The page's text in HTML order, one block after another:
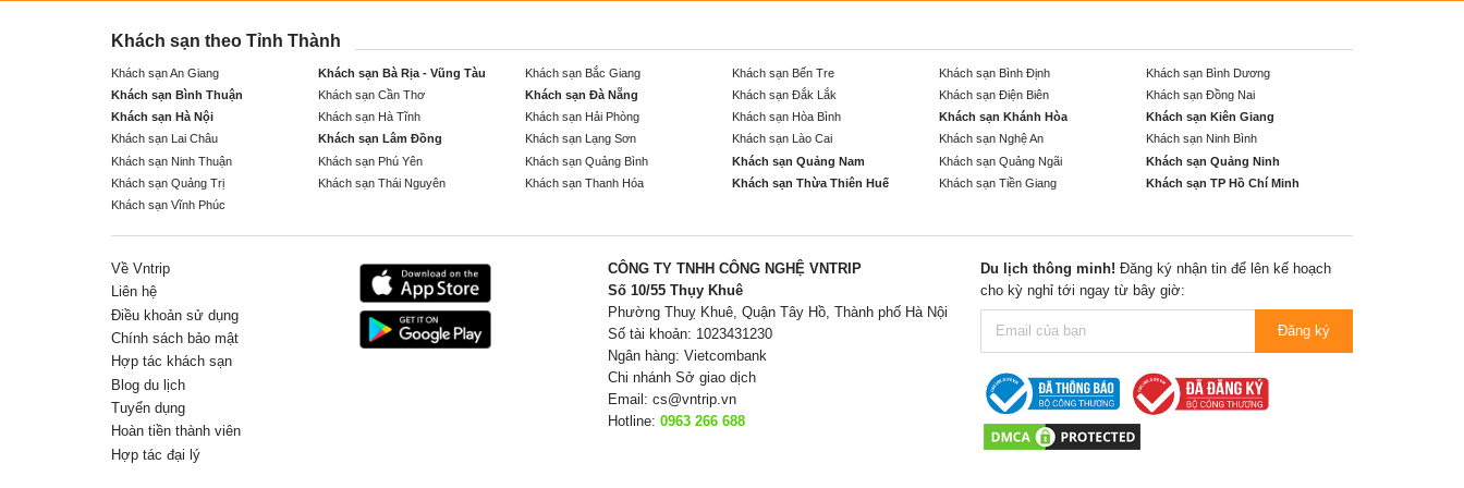
Khách sạn theo Tỉnh Thành
Khách sạn An Giang Khách sạn Bà Rịa - Vũng Tàu Khách sạn Bắc Giang Khách sạn Bến Tre Khách sạn Bình Định
Khách sạn Bình Dương
Khách sạn Bình Thuận
Khách sạn Cần Thơ Khách sạn Đà Nẵng Khách sạn Đắk Lắk Khách sạn Điện Biên
Khách sạn Đồng Nai
Khách sạn Hà Nội
Khách sạn Hà Tĩnh Khách sạn Hải Phòng Khách sạn Hòa Bình Khách sạn Khánh Hòa
Khách sạn Kiên Giang
Khách sạn Lai Châu
Khách sạn Lâm Đồng Khách sạn Lạng Sơn Khách sạn Lào Cai Khách sạn Nghệ An
Khách sạn Ninh Bình
Khách sạn Ninh Thuận
Khách sạn Phú Yên Khách sạn Quảng Bình Khách sạn Quảng Nam Khách sạn Quảng Ngãi
Khách sạn Quảng Ninh
Khách sạn Quảng Trị
Khách sạn Thái Nguyên Khách sạn Thanh Hóa Khách sạn Thừa Thiên Huế Khách sạn Tiền Giang
Khách sạn TP Hồ Chí Minh
Khách sạn Vĩnh Phúc
Về Vntrip
Liên hệ
Điều khoản sử dụng
Chính sách bảo mật
Hợp tác khách sạn
Blog du lịch
Tuyển dụng
Hoàn tiền thành viên
Hợp tác đại lý
CÔNG TY TNHH CÔNG NGHỆ VNTRIP
Số 10/55 Thụy Khuê
Phường Thuỵ Khuê, Quận Tây Hồ, Thành phố Hà Nội
Số tài khoản: 1023431230
Ngân hàng: Vietcombank
Chi nhánh Sở giao dịch
Email: cs@vntrip.vn
Hotline: 0963 266 688
Du lịch thông minh! Đăng ký nhận tin để lên kế hoạch
cho kỳ nghỉ tới ngay từ bây giờ:
Đăng ký